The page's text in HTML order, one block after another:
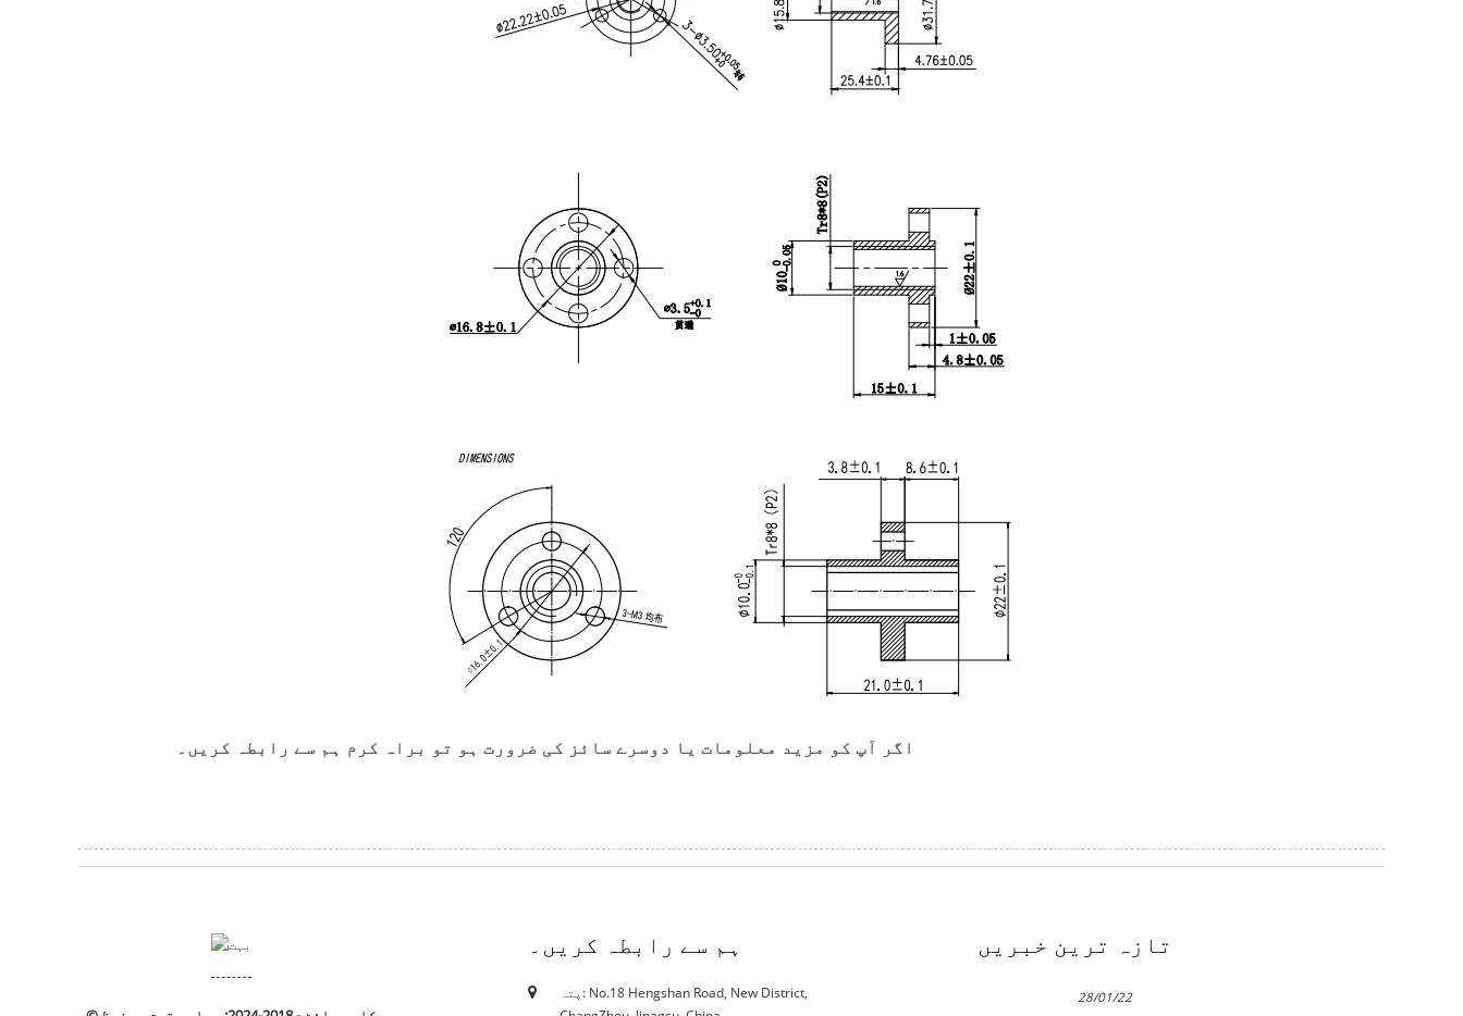
اگر آپ کو مزید معلومات یا دوسرے سائز کی ضرورت ہو تو براہ کرم ہم سے رابطہ کریں۔
ہم سے رابطہ کریں۔
پتہ: No.18 Hengshan Road, New District,
تازہ ترین خبریں
18/10/19 28/01/22